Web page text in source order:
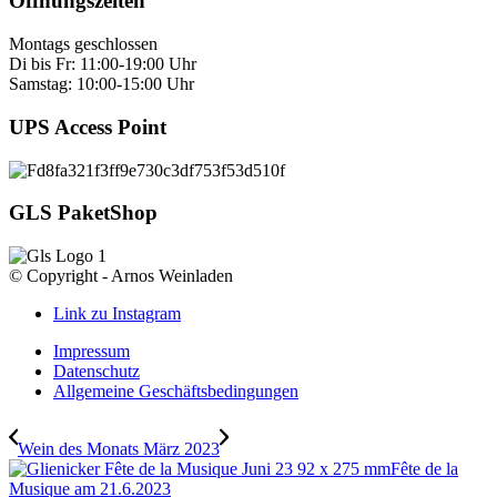
Montags geschlossen
Di bis Fr: 11:00-19:00 Uhr
Samstag: 10:00-15:00 Uhr
UPS Access Point
GLS PaketShop
© Copyright - Arnos Weinladen
Link zu Instagram
Impressum
Datenschutz
Allgemeine Geschäftsbedingungen
Wein des Monats März 2023
Fête de la
Musique am 21.6.2023